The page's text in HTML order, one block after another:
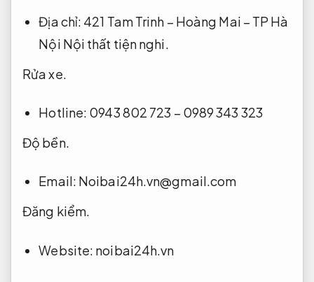
Địa chỉ: 421 Tam Trinh – Hoàng Mai – TP Hà
Nội Nội thất tiện nghi.
Rửa xe.
Hotline: 0943 802 723 – 0989 343 323
Độ bền.
Email: Noibai24h.vn@gmail.com
Đăng kiểm.
Website: noibai24h.vn